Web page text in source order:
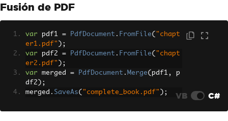
Fusión de PDF
var pdf1 = PdfDocument . FromFile( "chapt
er1.pdf" );
var pdf2 = PdfDocument . FromFile( "chapt
er2.pdf" );
var merged = PdfDocument . Merge( pdf1,
p
df2 );
merged . SaveAs( "complete_book.pdf" ); VB C#